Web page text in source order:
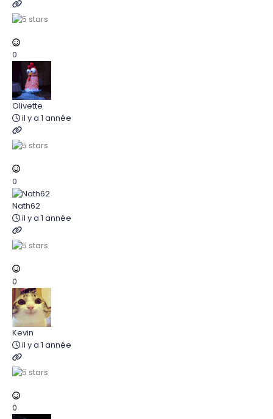
0
Olivette
il y a 1 année
0
Nath62
il y a 1 année
0
Kevin
il y a 1 année
0